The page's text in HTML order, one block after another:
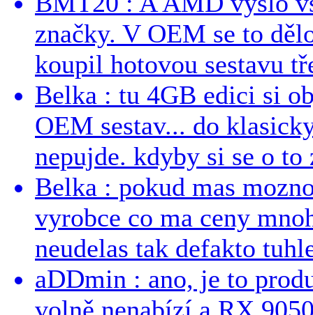
značky. V OEM se to
koupil hotovou sestavu
Belka : tu 4GB edici si
OEM sestav... do
nepujde. kdyby si se o
Belka : pokud mas
vyrobce co ma ceny
neudelas tak defakto
aDDmin : ano, je to